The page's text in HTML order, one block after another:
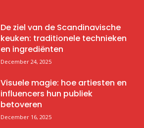
De ziel van de Scandinavische
keuken: traditionele technieken
en ingrediënten
December 24, 2025
Visuele magie: hoe artiesten en
influencers hun publiek
betoveren
December 16, 2025